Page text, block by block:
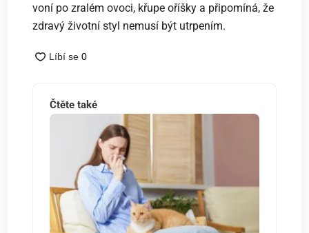
voní po zralém ovoci, křupe oříšky a připomíná, že
zdravý životní styl nemusí být utrpením.
Čtěte také